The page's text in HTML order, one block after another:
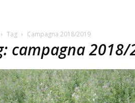
Tag Campagna 2018/2019
campagna 2018/